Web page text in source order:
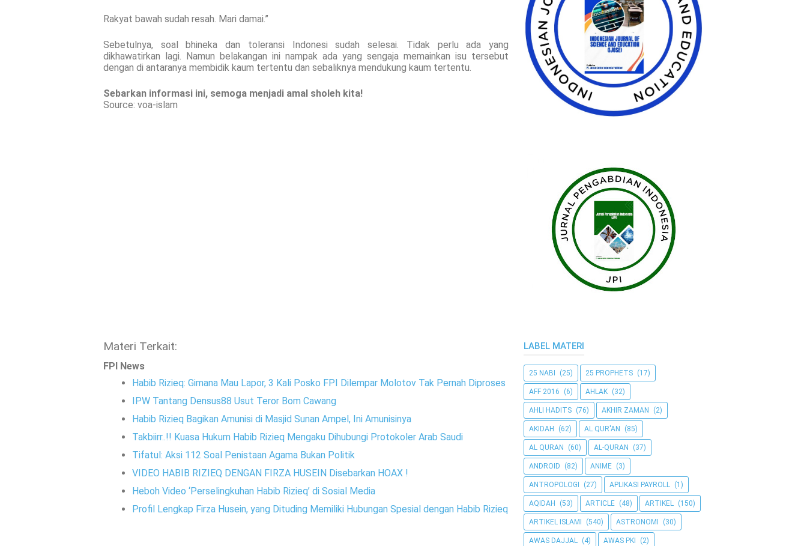
Rakyat bawah sudah resah. Mari damai.”
Sebetulnya, soal bhineka dan toleransi Indonesi sudah selesai. Tidak perlu ada yang
dikhawatirkan lagi. Namun belakangan ini nampak ada yang sengaja memainkan isu tersebut
dengan di antaranya membidik kaum tertentu dan sebaliknya mendukung kaum tertentu.
Sebarkan informasi ini, semoga menjadi amal sholeh kita!
Source: voa-islam
Materi Terkait:
FPI News
Habib Rizieq: Gimana Mau Lapor, 3 Kali Posko FPI Dilempar Molotov Tak Pernah Diproses
IPW Tantang Densus88 Usut Teror Bom Cawang
Habib Rizieq Bagikan Amunisi di Masjid Sunan Ampel, Ini Amunisinya
Takbiirr..!! Kuasa Hukum Habib Rizieq Mengaku Dihubungi Protokoler Arab Saudi
Tifatul: Aksi 112 Soal Penistaan Agama Bukan Politik
VIDEO HABIB RIZIEQ DENGAN FIRZA HUSEIN Disebarkan HOAX !
Heboh Video ‘Perselingkuhan Habib Rizieq’ di Sosial Media
Profil Lengkap Firza Husein, yang Dituding Memiliki Hubungan Spesial dengan Habib Rizieq
LABEL MATERI
25 NABI (25) 25 PROPHETS (17)
AFF 2016 (6) AHLAK (32)
AHLI HADITS (76) AKHIR ZAMAN (2)
AKIDAH (62) AL QUR'AN (85)
AL QURAN (60) AL-QURAN (37)
ANDROID (82) ANIME (3)
ANTROPOLOGI (27) APLIKASI PAYROLL (1)
AQIDAH (53) ARTICLE (48) ARTIKEL (150)
ARTIKEL ISLAMI (540) ASTRONOMI (30)
AWAS DAJJAL (4) AWAS PKI (2)